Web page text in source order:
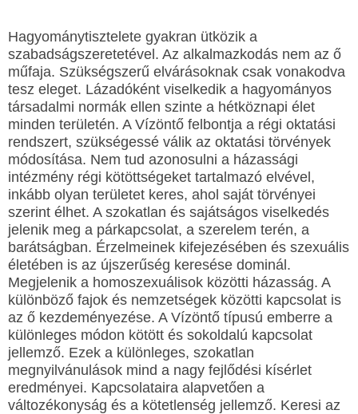
Hagyománytisztelete gyakran ütközik a
szabadságszeretetével. Az alkalmazkodás nem az ő
műfaja. Szükségszerű elvárásoknak csak vonakodva
tesz eleget. Lázadóként viselkedik a hagyományos
társadalmi normák ellen szinte a hétköznapi élet
minden területén. A Vízöntő felbontja a régi oktatási
rendszert, szükségessé válik az oktatási törvények
módosítása. Nem tud azonosulni a házassági
intézmény régi kötöttségeket tartalmazó elvével,
inkább olyan területet keres, ahol saját törvényei
szerint élhet. A szokatlan és sajátságos viselkedés
jelenik meg a párkapcsolat, a szerelem terén, a
barátságban. Érzelmeinek kifejezésében és szexuális
életében is az újszerűség keresése dominál.
Megjelenik a homoszexuálisok közötti házasság. A
különböző fajok és nemzetségek közötti kapcsolat is
az ő kezdeményezése. A Vízöntő típusú emberre a
különleges módon kötött és sokoldalú kapcsolat
jellemző. Ezek a különleges, szokatlan
megnyilvánulások mind a nagy fejlődési kísérlet
eredményei. Kapcsolataira alapvetően a
változékonyság és a kötetlenség jellemző. Keresi az